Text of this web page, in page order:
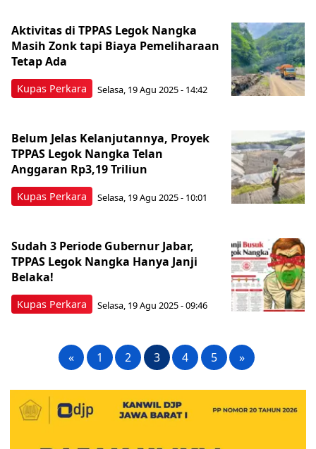
Kupas Perkara
Aktivitas di TPPAS Legok Nangka
Masih Zonk tapi Biaya Pemeliharaan
Tetap Ada
Selasa, 19 Agu 2025 - 14:42
Kupas Perkara
Belum Jelas Kelanjutannya, Proyek
TPPAS Legok Nangka Telan
Anggaran Rp3,19 Triliun
Selasa, 19 Agu 2025 - 10:01
Kupas Perkara
Sudah 3 Periode Gubernur Jabar,
TPPAS Legok Nangka Hanya Janji
Belaka!
Selasa, 19 Agu 2025 - 09:46
« 1 2 3 4 5 »